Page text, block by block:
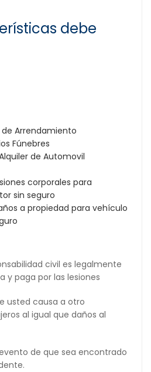
debe
Arrendamiento
Fúnebres
de Automovil
corporales para
sin seguro
a propiedad para vehículo
civil es legalmente
y paga por las lesiones
usted causa a otro
al igual que daños al
de que sea encontrado